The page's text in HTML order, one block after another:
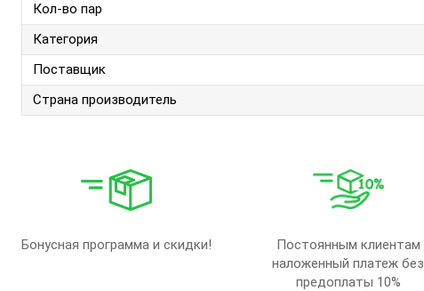
Кол-во пар
Категория
Поставщик
Страна производитель
Бонусная программа и скидки!
Постоянным клиентам
наложенный платеж без
предоплаты 10%